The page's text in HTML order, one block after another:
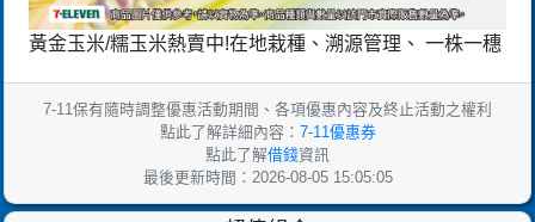
黃金玉米/糯玉米熱賣中!在地栽種、溯源管理、 一株一穗
7-11保有隨時調整優惠活動期間、各項優惠內容及終止活動之權利
點此了解詳細內容： 7-11優惠券
點此了解借錢資訊
最後更新時間：2026-08-05 15:05:05